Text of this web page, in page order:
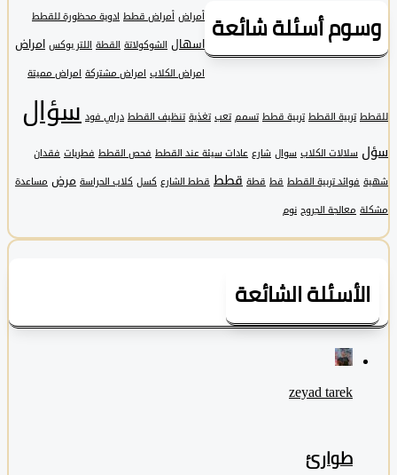
أسئلة شائعة أمراض قطط ادوية محظورة للقطط
اسهال الشوكولاتة القطة اللتر بوكس امراض
امراض الكلاب امراض مشتركة امراض مميتة
تربية القطط تربية قطط تسمم تعب تغذية تنظيف القطط دراي فود سؤال
سلالات الكلاب سوال شارع عادات سيئة عند القطط فحص القطط فطريات فقدان
فوائد تربية القطط قط قطة قطط قطط الشارع كسل كلاب الحراسة مرض مساعدة
معالجة الجروح نوم
الشائعة
zeyad ‎tarek
طوارئ